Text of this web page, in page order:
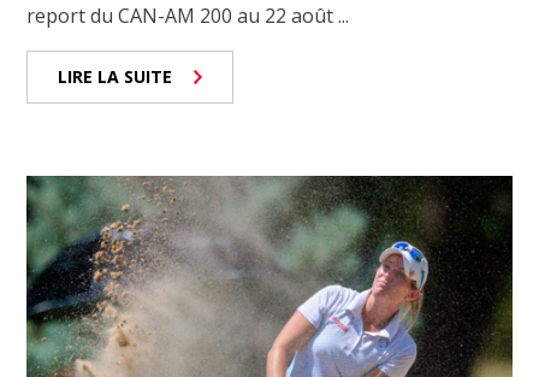
report du CAN-AM 200 au 22 août ...
LIRE LA SUITE